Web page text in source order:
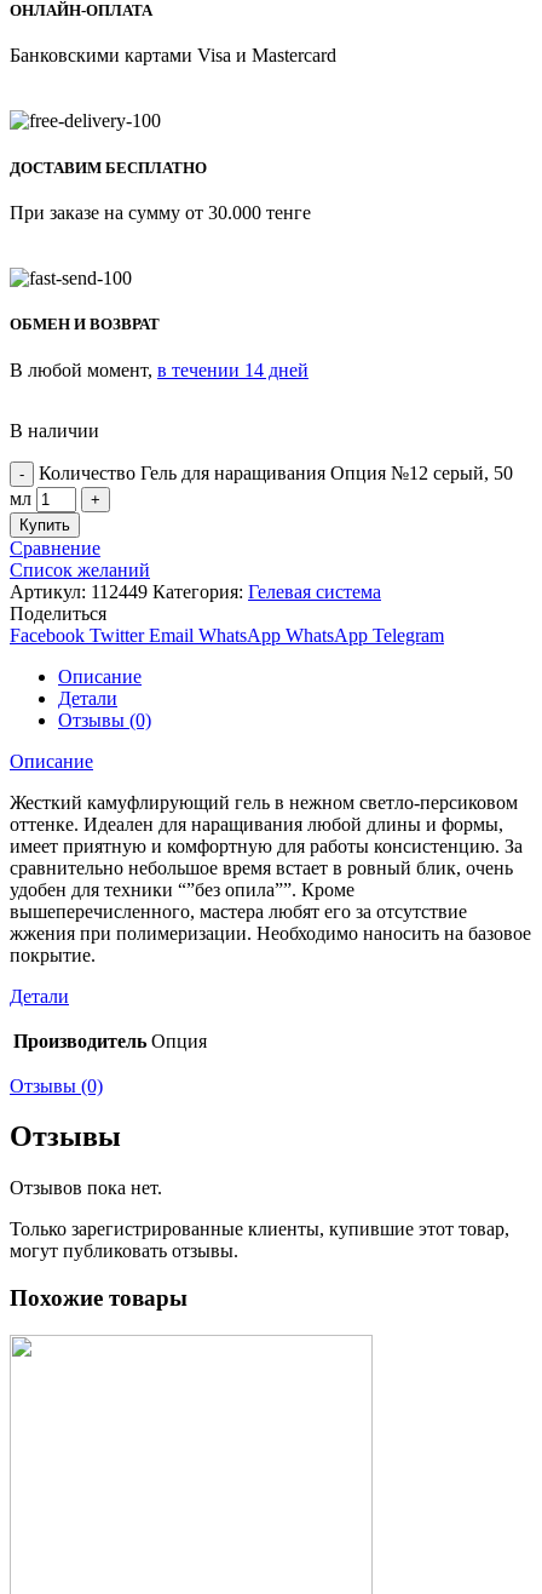
ОНЛАЙН-ОПЛАТА
Банковскими картами Visa и Mastercard
ДОСТАВИМ БЕСПЛАТНО
При заказе на сумму от 30.000 тенге
ОБМЕН И ВОЗВРАТ
В любой момент, в течении 14 дней
В наличии
Количество Гель для наращивания Опция №12 серый, 50
мл
Купить
Сравнение
Список желаний
Артикул: 112449 Категория: Гелевая система
Поделиться
Facebook Twitter Email WhatsApp WhatsApp Telegram
Описание
Детали
Отзывы (0)
Описание
Жесткий камуфлирующий гель в нежном светло-персиковом
оттенке. Идеален для наращивания любой длины и формы,
имеет приятную и комфортную для работы консистенцию. За
сравнительно небольшое время встает в ровный блик, очень
удобен для техники “”без опила””. Кроме
вышеперечисленного, мастера любят его за отсутствие
жжения при полимеризации. Необходимо наносить на базовое
покрытие.
Детали
Производитель Опция
Отзывы (0)
Отзывы
Отзывов пока нет.
Только зарегистрированные клиенты, купившие этот товар,
могут публиковать отзывы.
Похожие товары